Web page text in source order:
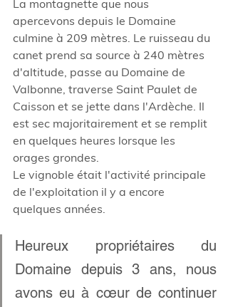
La montagnette que nous
apercevons depuis le Domaine
culmine à 209 mètres. Le ruisseau du
canet prend sa source à 240 mètres
d'altitude, passe au Domaine de
Valbonne, traverse Saint Paulet de
Caisson et se jette dans l'Ardèche. Il
est sec majoritairement et se remplit
en quelques heures lorsque les
orages grondes.
Le vignoble était l'activité principale
de l'exploitation il y a encore
quelques années.
Heureux propriétaires du
Domaine depuis 3 ans, nous
avons eu à cœur de continuer